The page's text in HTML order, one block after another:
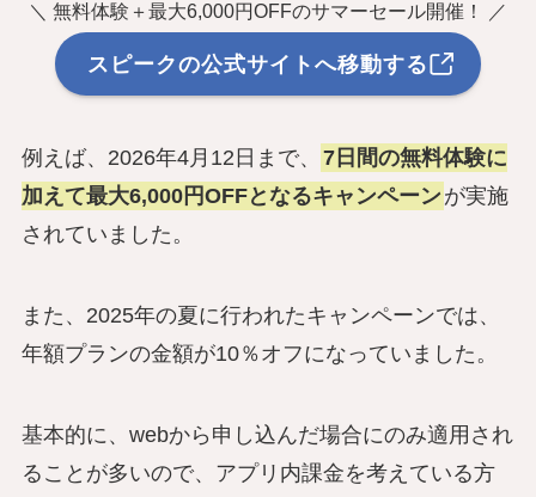
＼ 無料体験＋最大6,000円OFFのサマーセール開催！ ／
スピークの公式サイトへ移動する
例えば、2026年4月12日まで、
7日間の無料体験に
加えて最大6,000円OFFとなるキャンペーン が実施
されていました。
また、2025年の夏に行われたキャンペーンでは、
年額プランの金額が10％オフになっていました。
基本的に、webから申し込んだ場合にのみ適用され
ることが多いので、アプリ内課金を考えている方